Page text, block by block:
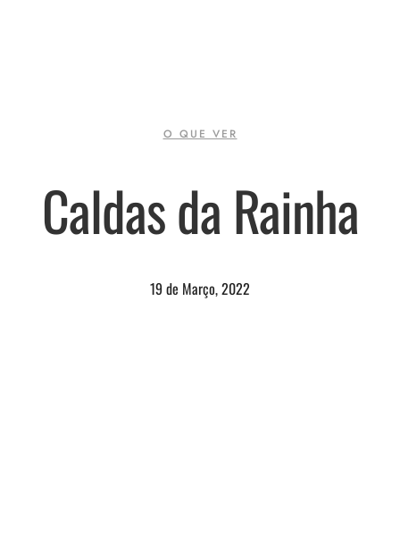
O QUE VER
Caldas da Rainha
19 de Março, 2022